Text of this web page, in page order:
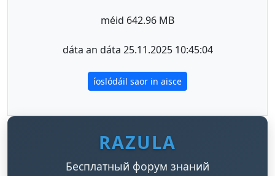
méid 642.96 MB
dáta an dáta 25.11.2025 10:45:04
íoslódáil saor in aisce
RAZULA
Бесплатный форум знаний